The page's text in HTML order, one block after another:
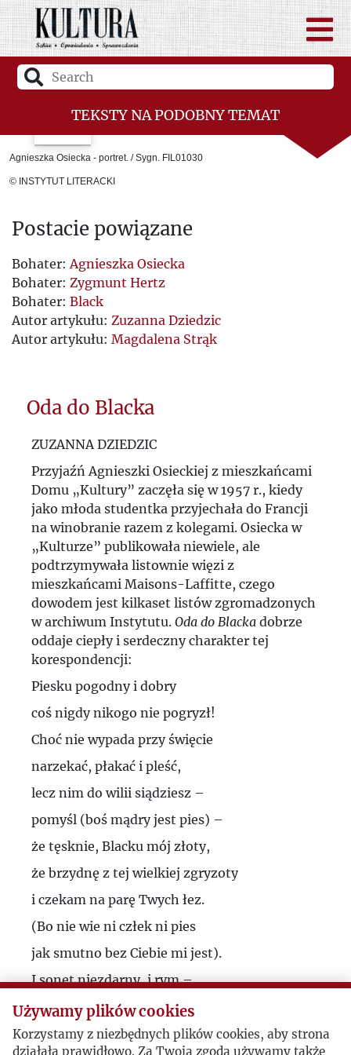
TEKSTY NA PODOBNY TEMAT
Zsyłka po francusku
Papier, litera, kolor, kreska
Inwigilacja Instytutu Literackiego w
czasach Gomułki
Czartoryski - Giedroyc
Mieroszewskiego
nie ma komu wykupić z niewoli"
Kurier Polski w Bukareszcie
Doświadczenia i refleksje...
"Strachy" Zygmunta Haupta po angielsku
Książki ze starej półki. Portret Andrzeja
Chileckiego
Konserwatyzm czy rewolucja? „Bunt
Młodych” i „Polityka”.
Współpraca Anny M. Cienciały z
Instytutem Literackim
Korespondencja Iji Lazari-Pawłowskiej z
Jerzym Giedroyciem
List otwarty Czapskiego do Jacquesa
Maritaina i Francoisa Mauriaca
Spisy czasopism w AIL
Stanisław Brzozowski w kręgu
zainteresowań Jerzego Giedroycia
Agnieszka Osiecka - portret. / Sygn. FIL01030
© INSTYTUT LITERACKI
Postacie powiązane
Bohater:Agnieszka Osiecka
Bohater: Zygmunt Hertz
Bohater: Black
Autor artykułu: Zuzanna Dziedzic
Autor artykułu: Magdalena Strąk
Oda do Blacka
ZUZANNA DZIEDZIC
Przyjaźń Agnieszki Osieckiej z mieszkańcami
Domu „Kultury” zaczęła się w 1957 r., kiedy
jako młoda studentka przyjechała do Francji
na winobranie razem z kolegami. Osiecka w
„Kulturze” publikowała niewiele, ale
podtrzymywała listownie więzi z
mieszkańcami Maisons-Laffitte, czego
dowodem jest kilkaset listów zgromadzonych
w archiwum Instytutu. Oda do Blacka dobrze
oddaje ciepły i serdeczny charakter tej
korespondencji:
Piesku pogodny i dobry
coś nigdy nikogo nie pogryzł!
Choć nie wypada przy święcie
narzekać, płakać i pleść,
lecz nim do wilii siądziesz –
pomyśl (boś mądry jest pies) –
że tęsknie, Blacku mój złoty,
że brzydnę z tej wielkiej zgryzoty
i czekam na parę Twych łez.
(Bo nie wie ni człek ni pies
jak smutno bez Ciebie mi jest).
I sonet niezdarny, i rym –
tak dużo tych smutków jest w nim,
lecz zawsze ta sama w nich mieszka
Używamy plików cookies
Korzystamy z niezbędnych plików cookies, aby strona
działała prawidłowo. Za Twoją zgodą używamy także